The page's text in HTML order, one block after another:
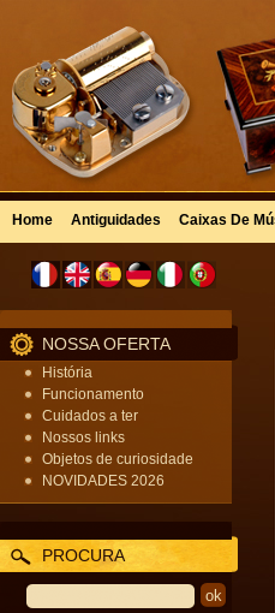
Home Antiguidades Caixas De
NOSSA OFERTA
História
Funcionamento
Cuidados a ter
Nossos links
Objetos de curiosidade
NOVIDADES 2026
PROCURA